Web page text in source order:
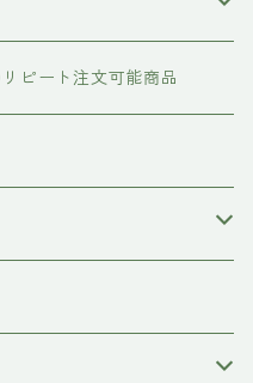
バス）
ス）
ピート注文可能商品